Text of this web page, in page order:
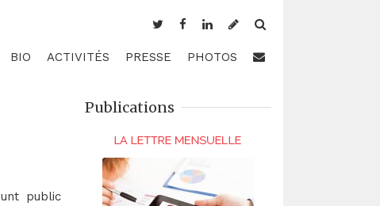
BIO ACTIVITÉS PRESSE PHOTOS
public
Publications